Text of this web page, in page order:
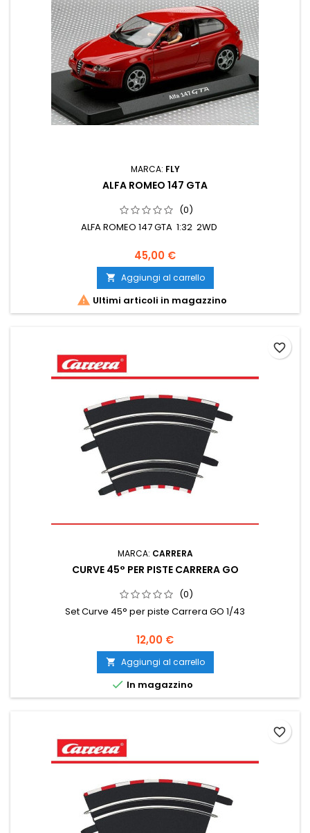
MARCA: FLY
ALFA ROMEO 147 GTA
(0)
ALFA ROMEO 147 GTA 1:32 2WD
45,00 €
 Aggiungi al carrello
 Ultimi articoli in magazzino
MARCA: CARRERA
CURVE 45° PER PISTE CARRERA GO
(0)
Set Curve 45° per piste Carrera GO 1/43
12,00 €
 Aggiungi al carrello
 In magazzino
favorite_border
favorite_border